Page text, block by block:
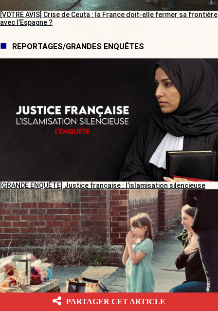
[VOTRE AVIS] Crise de Ceuta : la France doit-elle fermer sa frontière
avec l’Espagne ?
REPORTAGES/GRANDES ENQUÊTES
[GRANDE ENQUÊTE] Justice française : l’islamisation silencieuse
PARTAGER CET ARTICLE